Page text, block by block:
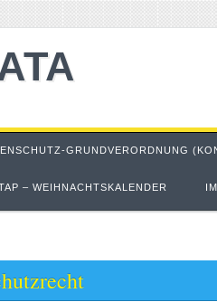
GRUNDVERORDNUNG
– WEIHNACHTSKALENDER